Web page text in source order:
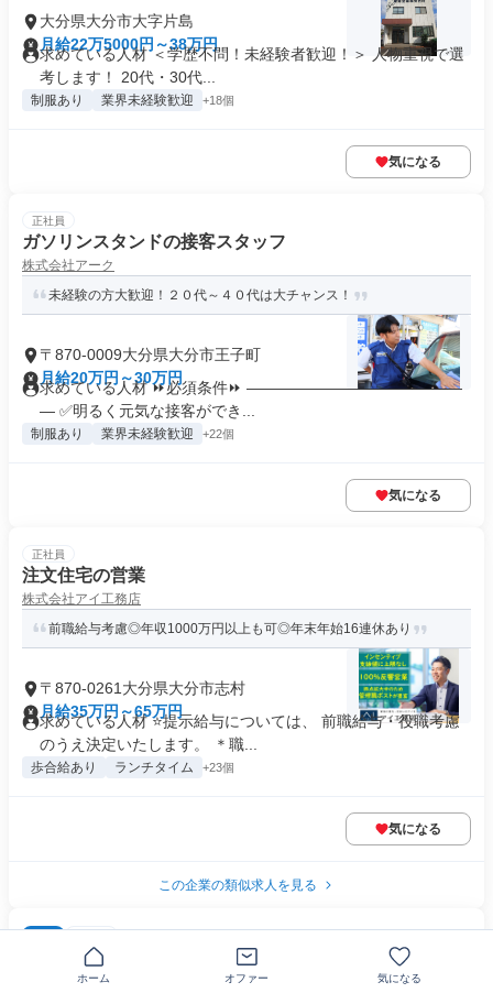
大分県大分市大字片島
月給22万5000円～38万円
求めている人材 ＜学歴不問！未経験者歓迎！＞ 人物重視で選
考します！ 20代・30代...
制服あり 業界未経験歓迎 +18個
気になる
正社員
ガソリンスタンドの接客スタッフ
株式会社アーク
未経験の方大歓迎！２０代～４０代は大チャンス！
〒870-0009大分県大分市王子町
月給20万円～30万円
求めている人材 ⏩必須条件⏩ ――――――――――――――
― ✅明るく元気な接客ができ...
制服あり 業界未経験歓迎 +22個
気になる
正社員
注文住宅の営業
株式会社アイ工務店
前職給与考慮◎年収1000万円以上も可◎年末年始16連休あり
〒870-0261大分県大分市志村
月給35万円～65万円
求めている人材 ⭐提示給与については、 前職給与・役職考慮
のうえ決定いたします。 ＊職...
歩合給あり ランチタイム +23個
気になる
この企業の類似求人を見る
ラーメン店の店舗スタッフ
株式会社秀栄フーヅ
ホーム オファー 気になる